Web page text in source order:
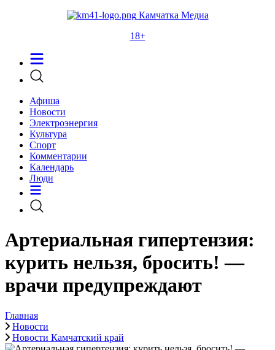
Камчатка Медиа
18+
Афиша
Новости
Электроэнергия
Культура
Спорт
Комментарии
Календарь
Люди
Артериальная гипертензия:
курить нельзя, бросить! —
врачи предупреждают
Главная
Новости
Новости Камчатский край